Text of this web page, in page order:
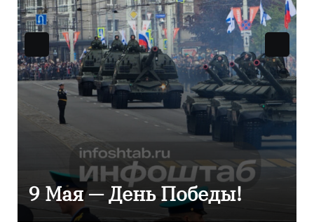
Уникальное северное
сияние запечатлели над
Балтикой